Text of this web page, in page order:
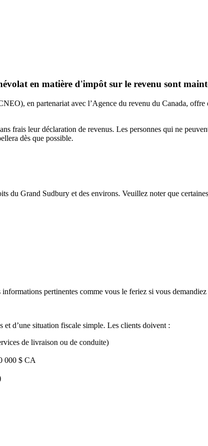
en matière d'impôt sur le revenu sont
en partenariat avec l’Agence du revenu du Canada, offre
frais leur déclaration de revenus. Les personnes qui ne
dès que possible.
du Grand Sudbury et des environs. Veuillez noter que
pertinentes comme vous le feriez si vous
d’une situation fiscale simple. Les clients doivent :
de livraison ou de conduite)
000 $ CA